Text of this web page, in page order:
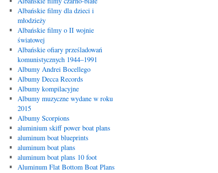
Albańskie filmy dla dzieci i
młodzieży
Albańskie filmy o II wojnie
światowej
Albańskie ofiary prześladowań
komunistycznych 1944–1991
Albumy Andrei Bocellego
Albumy Decca Records
Albumy kompilacyjne
Albumy muzyczne wydane w roku
2015
Albumy Scorpions
aluminium skiff power boat plans
aluminum boat blueprints
aluminum boat plans
aluminum boat plans 10 foot
Aluminum Flat Bottom Boat Plans